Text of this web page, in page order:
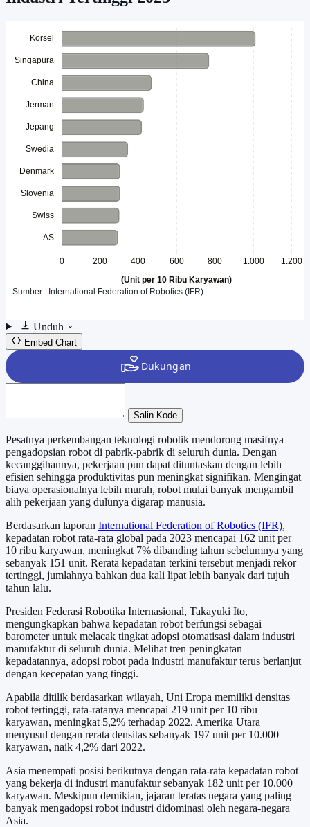
Unduh
Embed Chart
Salin Kode
Pesatnya perkembangan teknologi robotik mendorong masifnya
pengadopsian robot di pabrik-pabrik di seluruh dunia. Dengan
kecanggihannya, pekerjaan pun dapat dituntaskan dengan lebih
efisien sehingga produktivitas pun meningkat signifikan. Mengingat
biaya operasionalnya lebih murah, robot mulai banyak mengambil
alih pekerjaan yang dulunya digarap manusia.
Berdasarkan laporan International Federation of Robotics (IFR),
kepadatan robot rata-rata global pada 2023 mencapai 162 unit per
10 ribu karyawan, meningkat 7% dibanding tahun sebelumnya yang
sebanyak 151 unit. Rerata kepadatan terkini tersebut menjadi rekor
tertinggi, jumlahnya bahkan dua kali lipat lebih banyak dari tujuh
tahun lalu.
Presiden Federasi Robotika Internasional, Takayuki Ito,
mengungkapkan bahwa kepadatan robot berfungsi sebagai
barometer untuk melacak tingkat adopsi otomatisasi dalam industri
manufaktur di seluruh dunia. Melihat tren peningkatan
kepadatannya, adopsi robot pada industri manufaktur terus berlanjut
dengan kecepatan yang tinggi.
Apabila ditilik berdasarkan wilayah, Uni Eropa memiliki densitas
robot tertinggi, rata-ratanya mencapai 219 unit per 10 ribu
karyawan, meningkat 5,2% terhadap 2022. Amerika Utara
menyusul dengan rerata densitas sebanyak 197 unit per 10.000
karyawan, naik 4,2% dari 2022.
Asia menempati posisi berikutnya dengan rata-rata kepadatan robot
yang bekerja di industri manufaktur sebanyak 182 unit per 10.000
karyawan. Meskipun demikian, jajaran teratas negara yang paling
banyak mengadopsi robot industri didominasi oleh negara-negara
Asia.